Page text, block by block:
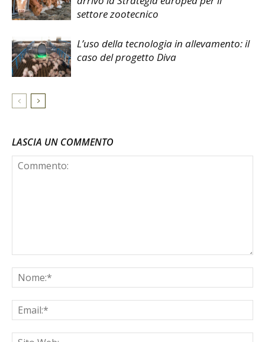
settore zootecnico
L’uso della tecnologia in allevamento: il
caso del progetto Diva
LASCIA UN COMMENTO